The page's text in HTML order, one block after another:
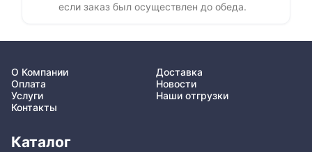
если заказ был осуществлен до обеда.
О Компании
Доставка
Оплата
Новости
Услуги
Наши отгрузки
Контакты
Каталог